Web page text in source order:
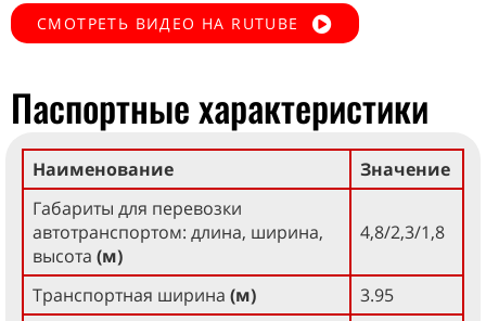
СМОТРЕТЬ ВИДЕО НА RUTUBE
Паспортные характеристики
Наименование
Значение
Габариты для перевозки
автотранспортом: длина, ширина,
высота (м)
4,8/2,3/1,8
Транспортная ширина (м)
3.95